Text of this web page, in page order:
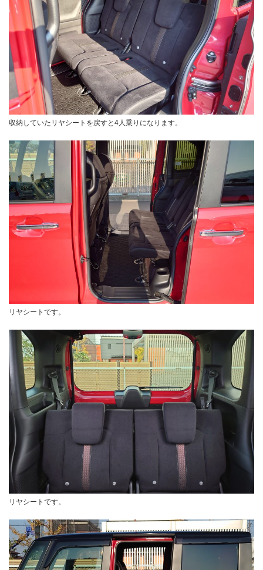
収納していたリヤシートを戻すと4人乗りになります。
リヤシートです。
リヤシートです。